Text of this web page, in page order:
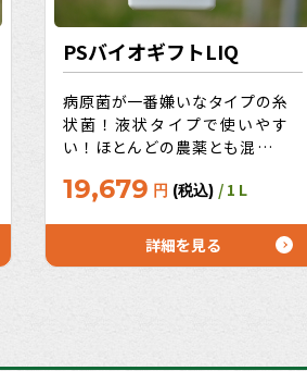
PSバイオギフトLIQ
病原菌が一番嫌いなタイプの糸
状菌！液状タイプで使いやす
い！ほとんどの農薬とも混用可
細菌タイプ（例：PSコレイー
イプのPSバイオギフトの併用が
19,679 円 (税込) / 1 L
詳細を見る